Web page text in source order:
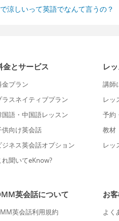
涼しいって英語でなんて言うの？
金とサービス
金プラン
ラスネイティブプラン
国語・中国語レッスン
供向け英会話
ジネス英会話オプション
れ聞いてeKnow?
レ
講師
レッ
予約
教材
レッ
英会話について
英会話利用規約
お
よく